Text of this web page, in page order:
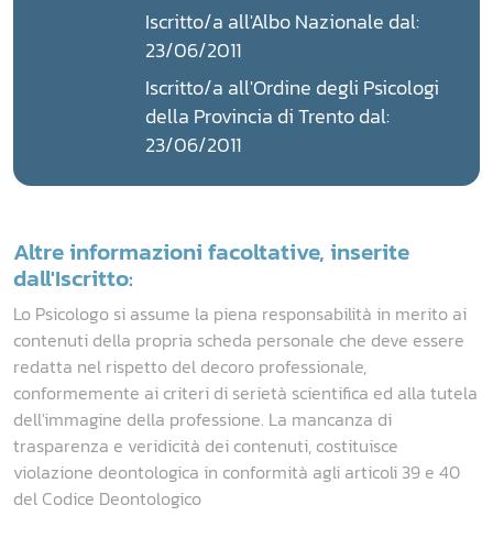
Iscritto/a all'Albo Nazionale dal:
23/06/2011
Iscritto/a all'Ordine degli Psicologi
della Provincia di Trento dal:
23/06/2011
Altre informazioni facoltative, inserite
dall'Iscritto:
Lo Psicologo si assume la piena responsabilità in merito ai
contenuti della propria scheda personale che deve essere
redatta nel rispetto del decoro professionale,
conformemente ai criteri di serietà scientifica ed alla tutela
dell'immagine della professione. La mancanza di
trasparenza e veridicità dei contenuti, costituisce
violazione deontologica in conformità agli articoli 39 e 40
del Codice Deontologico